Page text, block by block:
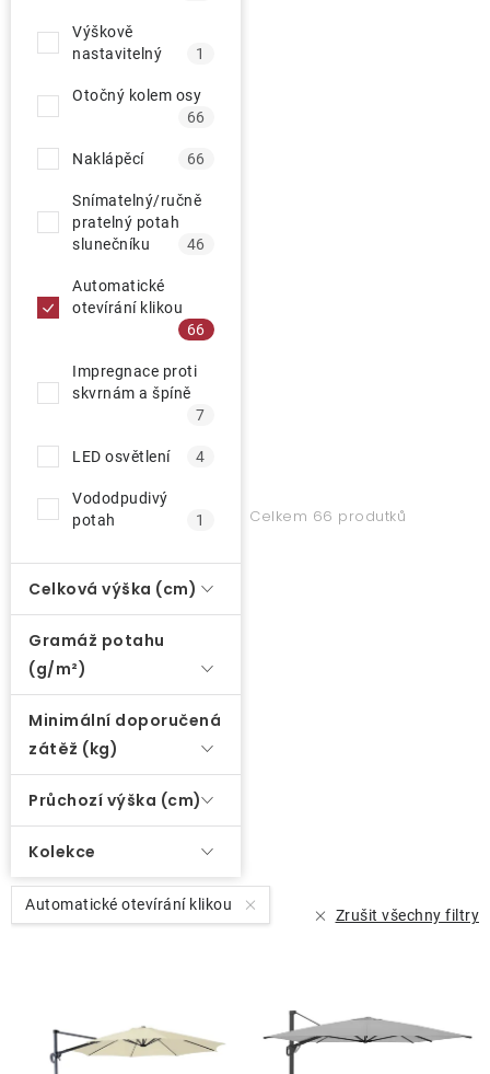
Výškově
nastavitelný
1
Otočný kolem osy
66
Naklápěcí 66
Snímatelný/ručně
pratelný potah
slunečníku
46
Automatické
otevírání klikou
66
Impregnace proti
skvrnám a špíně
7
LED osvětlení 4
Vododpudivý
potah
1
Celková výška (cm)
Gramáž potahu
(g/m²)
Minimální doporučená
zátěž (kg)
Průchozí výška (cm)
Kolekce
Celkem 66 produtků
Automatické otevírání klikou
Zrušit všechny filtry